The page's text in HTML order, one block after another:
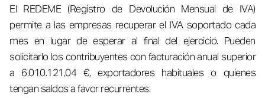
El REDEME (Registro de Devolución Mensual de IVA)
permite a las empresas recuperar el IVA soportado cada
mes en lugar de esperar al final del ejercicio. Pueden
solicitarlo los contribuyentes con facturación anual superior
a 6.010.121,04 €, exportadores habituales o quienes
tengan saldos a favor recurrentes.